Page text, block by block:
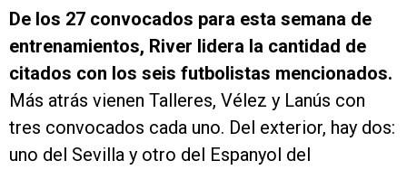
De los 27 convocados para esta semana de
entrenamientos, River lidera la cantidad de
citados con los seis futbolistas mencionados.
Más atrás vienen Talleres, Vélez y Lanús con
tres convocados cada uno. Del exterior, hay dos:
uno del Sevilla y otro del Espanyol del